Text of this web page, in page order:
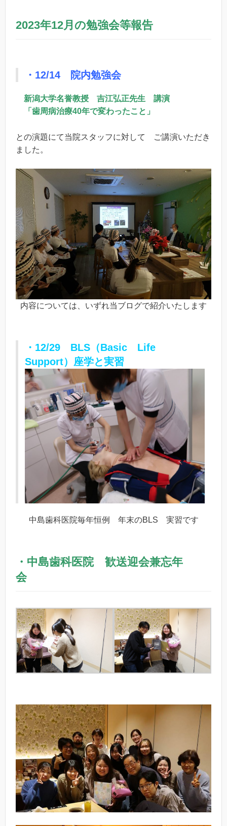
2023年12月の勉強会等報告
・12/14 院内勉強会
新潟大学名誉教授 吉江弘正先生 講演
「歯周病治療40年で変わったこと」
との演題にて当院スタッフに対して ご講演いただき
ました。
内容については、いずれ当ブログで紹介いたします
・12/29 BLS（Basic Life
Support）座学と実習
中島歯科医院毎年恒例 年末のBLS 実習です
・中島歯科医院 歓送迎会兼忘年
会